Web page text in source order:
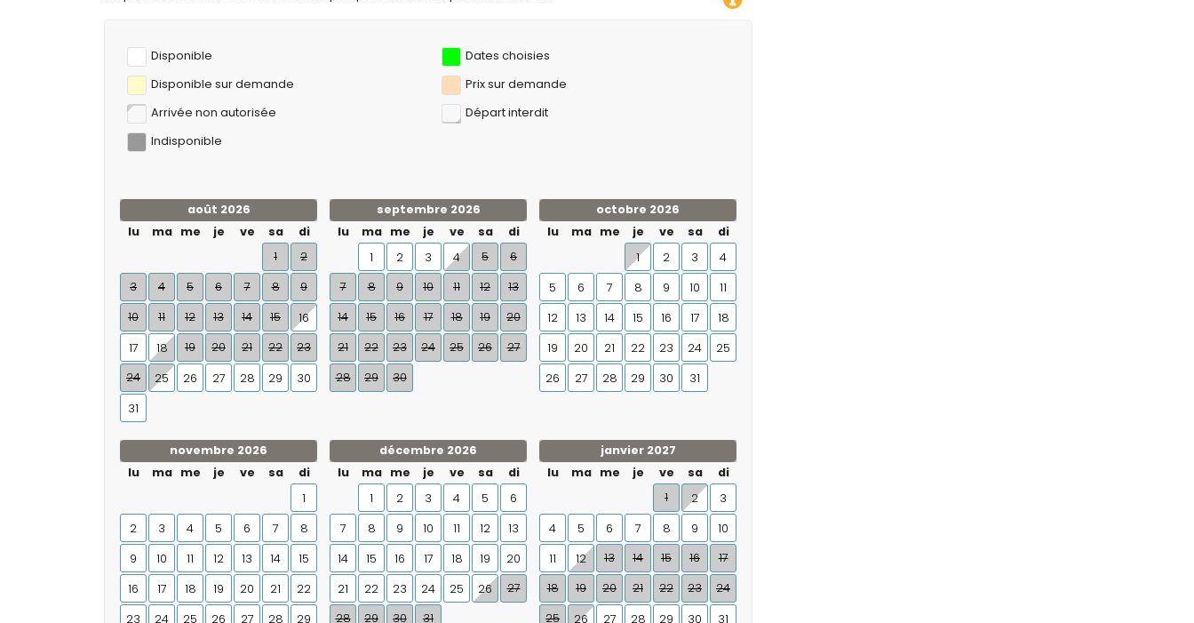
Disponible
Dates choisies
Disponible sur demande
Prix ​​sur demande
Arrivée non autorisée
Départ interdit
Indisponible
août 2026
lu
ma me je ve sa
di
1
2
3
4 5 6 7 8
9
10
11 12 13 14 15
16
17
18 19 20 21 22
23
24
25 26 27 28 29
30
31
septembre 2026
lu
ma me je ve sa
di
1
2 3 4 5
6
7
8 9 10 11 12
13
14
15 16 17 18 19
20
21
22 23 24 25 26
27
28
29 30
octobre 2026
lu
ma me je ve sa
di
1
2 3
4
5
6 7 8 9 10
11
12
13 14 15 16 17
18
19
20 21 22 23 24
25
26
27 28 29 30 31
novembre 2026
lu
ma me je ve sa
di
1
2
3 4 5 6 7
8
9
10 11 12 13 14
15
16
17 18 19 20 21
22
23
24 25 26 27 28
29
décembre 2026
lu
ma me je ve sa
di
1
2 3 4 5
6
7
8 9 10 11 12
13
14
15 16 17 18 19
20
21
22 23 24 25 26
27
28
29 30 31
janvier 2027
lu
ma me je ve sa
di
1
2
3
4
5 6 7 8 9
10
11
12 13 14 15 16
17
18
19 20 21 22 23
24
25
26 27 28 29 30 31